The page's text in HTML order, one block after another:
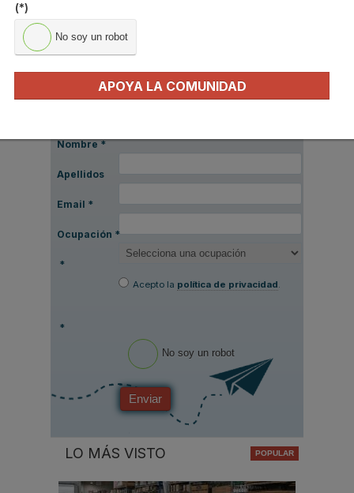
Suscríbete a
nuestros boletines
Y RECIBE EN TU EMAIL TODA LA
ACTUALIDAD DEL SECTOR
Nombre *
Apellidos
Email *
Ocupación *
*
Acepto la política de privacidad.
*
No soy un robot
Enviar
LO MÁS VISTO
(*)
No soy un robot
APOYA LA COMUNIDAD